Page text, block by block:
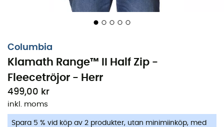
Columbia
Klamath Range™ II Half Zip -
Fleecetröjor - Herr
499,00 kr
inkl. moms
Spara 5 % vid köp av 2 produkter, utan minimiinköp, med